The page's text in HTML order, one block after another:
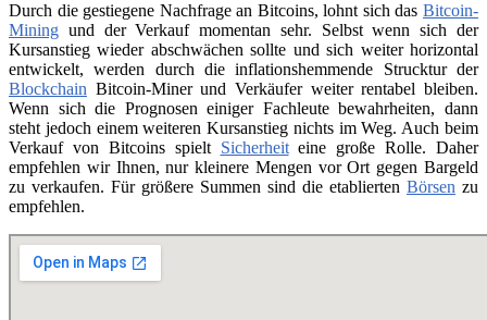
Durch die gestiegene Nachfrage an Bitcoins, lohnt sich das Bitcoin-
Mining und der Verkauf momentan sehr. Selbst wenn sich der
Kursanstieg wieder abschwächen sollte und sich weiter horizontal
entwickelt, werden durch die inflationshemmende Strucktur der
Blockchain Bitcoin-Miner und Verkäufer weiter rentabel bleiben.
Wenn sich die Prognosen einiger Fachleute bewahrheiten, dann
steht jedoch einem weiteren Kursanstieg nichts im Weg. Auch beim
Verkauf von Bitcoins spielt Sicherheiteine große Rolle. Daher
empfehlen wir Ihnen, nur kleinere Mengen vor Ort gegen Bargeld
zu verkaufen. Für größere Summen sind die etablierten Börsen zu
empfehlen.